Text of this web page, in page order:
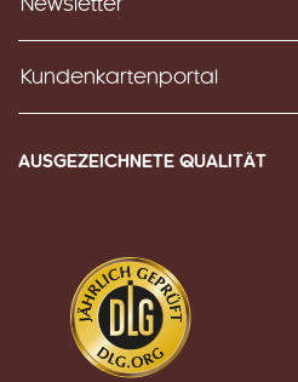
Newsletter
Kundenkartenportal
AUSGEZEICHNETE QUALITÄT